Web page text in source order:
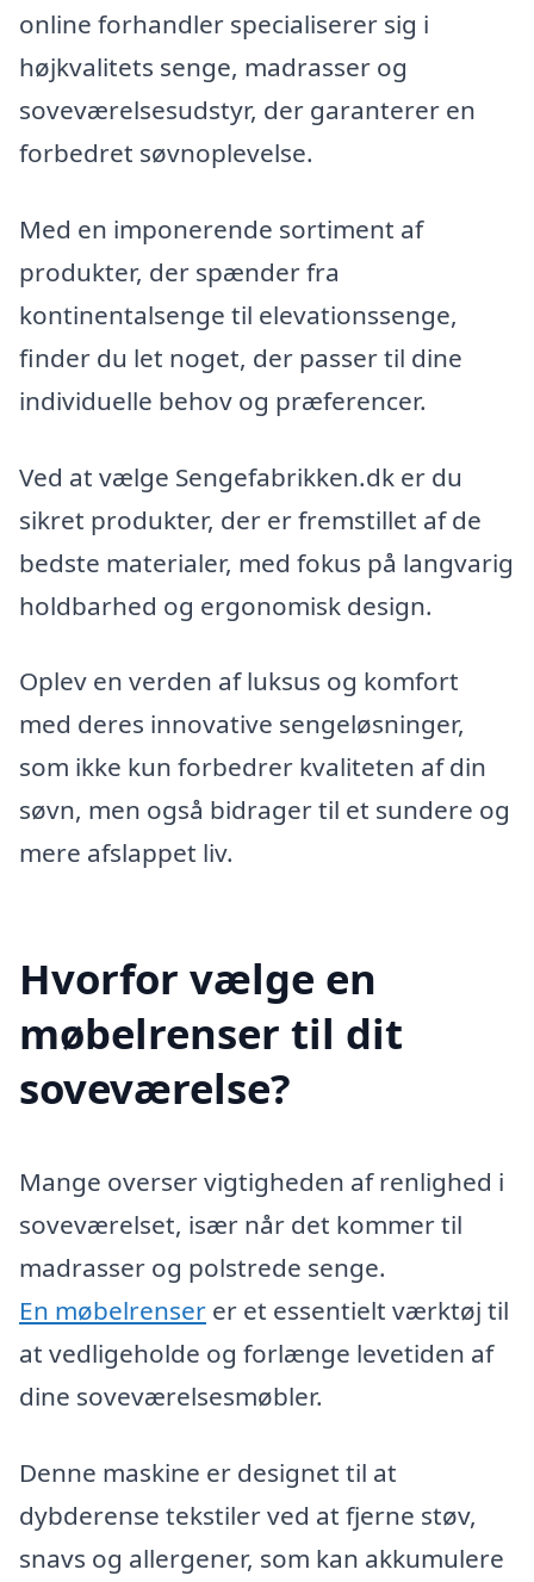
online forhandler specialiserer sig i
højkvalitets senge, madrasser og
soveværelsesudstyr, der garanterer en
forbedret søvnoplevelse.
Med en imponerende sortiment af
produkter, der spænder fra
kontinentalsenge til elevationssenge,
finder du let noget, der passer til dine
individuelle behov og præferencer.
Ved at vælge Sengefabrikken.dk er du
sikret produkter, der er fremstillet af de
bedste materialer, med fokus på langvarig
holdbarhed og ergonomisk design.
Oplev en verden af luksus og komfort
med deres innovative sengeløsninger,
som ikke kun forbedrer kvaliteten af din
søvn, men også bidrager til et sundere og
mere afslappet liv.
Hvorfor vælge en
møbelrenser til dit
soveværelse?
Mange overser vigtigheden af renlighed i
soveværelset, især når det kommer til
madrasser og polstrede senge.
En møbelrenser er et essentielt værktøj til
at vedligeholde og forlænge levetiden af
dine soveværelsesmøbler.
Denne maskine er designet til at
dybderense tekstiler ved at fjerne støv,
snavs og allergener, som kan akkumulere